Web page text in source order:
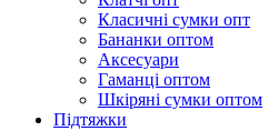
Класичні сумки опт
Бананки оптом
Аксесуари
Гаманці оптом
Шкіряні сумки оптом
Підтяжки